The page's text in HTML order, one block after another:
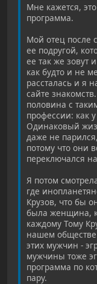
Мне кажется,
программа.
Мой отец после
ее подругой,
ее так же зовут
как будто и не
рассталась и я
сайте
половина с
профессии: как
Одинаковый
даже не
потому что они
переключался
Я потом
где
Крузов, что бы
была женщина,
каждому Тому
нашем
этих мужчин -
мужчины тоже
программа по
пару.